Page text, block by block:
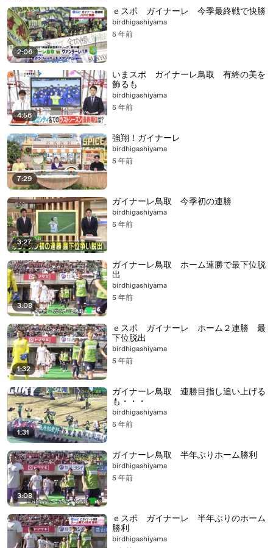
2:06
ｅスポ ガイナーレ 今季最終戦で快勝
birdhigashiyama
5 年前
4:56
いまスポ ガイナーレ鳥取 有終の美を
飾るも
birdhigashiyama
5 年前
7:29
強翔！ガイナーレ
birdhigashiyama
5 年前
3:27
ガイナーレ鳥取 今季初の連勝
birdhigashiyama
5 年前
3:08
ガイナーレ鳥取 ホーム連勝で最下位脱
出
birdhigashiyama
5 年前
1:32
ｅスポ ガイナーレ ホーム２連勝 最
下位脱出
birdhigashiyama
5 年前
1:31
ガイナーレ鳥取 連勝目指し追い上げる
も・・・
birdhigashiyama
5 年前
3:08
ガイナーレ鳥取 半年ぶりホーム勝利
birdhigashiyama
5 年前
ｅスポ ガイナーレ 半年ぶりのホーム
勝利
birdhigashiyama